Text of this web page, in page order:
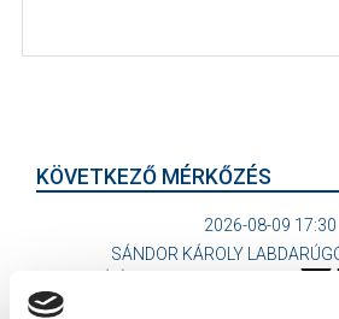
KÖVETKEZŐ MÉRKŐZÉS
2026-08-09 17:30
SÁNDOR KÁROLY